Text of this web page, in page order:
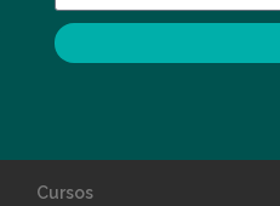
Cursos